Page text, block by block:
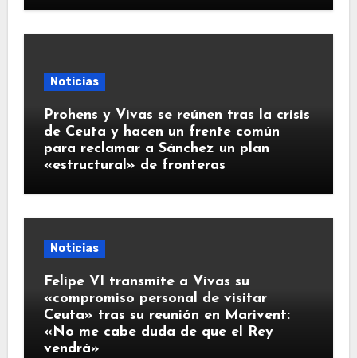
Noticias
Prohens y Vivas se reúnen tras la crisis
de Ceuta y hacen un frente común
para reclamar a Sánchez un plan
«estructural» de fronteras
Noticias
Felipe VI transmite a Vivas su
«compromiso personal de visitar
Ceuta» tras su reunión en Marivent:
«No me cabe duda de que el Rey
vendrá»